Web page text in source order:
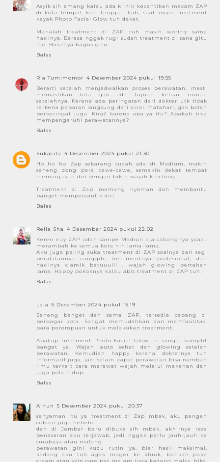
Asyik sih emang kalau ada klinik kecantikan macam ZAP
di kota tempat kita tinggal. Jadi, saat ingin treatment
kayak Photo Facial Glow tuh dekat.
Manalah treatment di ZAP tuh masih worthy sama
hasilnya. Berasa nggak rugi sudah treatment di sana gitu
lho. Hasilnya bagus gitu.
Balas
Ria Tumimomor 4 Desember 2024 pukul 19.55
Berarti setelah menjadwalkan proses perawatan, mesti
memastikan kita gak ada tujuan keluar rumah
setelahnya. Karena ada peringatan dari dokter utk tidak
terkena paparan langsung dari sinar matahari, gak boleh
berkeringat juga. Kira2 karena apa ya itu? Apakah bisa
mempengaruhi perawatannya?
Balas
Sukacita
4 Desember 2024 pukul 21.30
Ho ho ho Zap sekarang sudah ada di Madium, makin
seneng dong para cewe-cewe, semakin dekat tempat
memanjakan diri dengan bikin wajah kinclong.
Treatment di Zap memang nyaman dan membantu
banget mempercantik diri.
Balas
Rella Sha
4 Desember 2024 pukul 22.02
Keren euy ZAP udah sampe Madiun aja cabangnya yaaa..
merambah ke semua kota nih lama-lama.
Aku juga paling suka treatment di ZAP soalnya dari segi
peralatannya canggih, treatmentnya profesional, dan
hasilnya ciamik betuuulll , wajah glowing bertahan
lama. Happy pokoknya kalau abis treatment di ZAP tuh.
Balas
Lala
5 Desember 2024 pukul 13.19
Seneng banget deh sama ZAP, tersedia cabang di
berbagai kota. Sangat memudahkan dan memfasilitasi
para perempuan untuk melakukan treatment.
Apalagi treatment Photo Facial Glow ini sangat komplit
banget ya. Wajah auto sehat dan glowing setelah
perawatan. Kemudian happy karena dokternya tuh
informatif juga, jadi selain dapat perawatan bisa nambah
ilmu terkait cara merawat wajah melalui makanan dan
juga pola hidup.
Balas
Ainun
5 Desember 2024 pukul 20.37
senyaman itu ya treatment di Zap mbak, aku pengen
cobain juga hehehe
dan di Jember baru dibuka sih mbak, akhirnya rasa
penasaran aku terjawab, jadi nggak perlu jauh-jauh ke
surabaya atau malang
perawatan gini kudu rutin ya, biar hasil maksimal,
kadang aku tuh agak mager ke klinik, bahkan pake